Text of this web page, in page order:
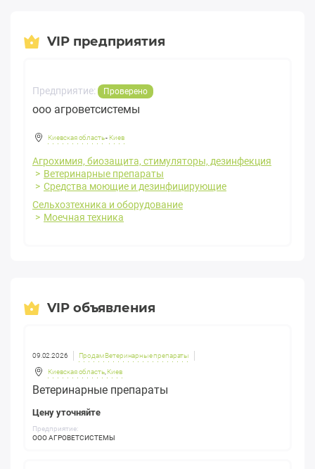
VIP предприятия
Предприятие: Проверено
ооо агроветсистемы
Киевская область- Киев
Агрохимия, биозащита, стимуляторы, дезинфекция
Ветеринарные препараты
Средства моющие и дезинфицирующие
Сельхозтехника и оборудование
Моечная техника
VIP объявления
09.02.2026 Продам Ветеринарные препараты
Киевская область, Киев
Ветеринарные препараты
Цену уточняйте
Предприятие:
ООО АГРОВЕТСИСТЕМЫ